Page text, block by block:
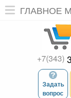
ГЛАВНОЕ
+7(343)
Задать
вопрос